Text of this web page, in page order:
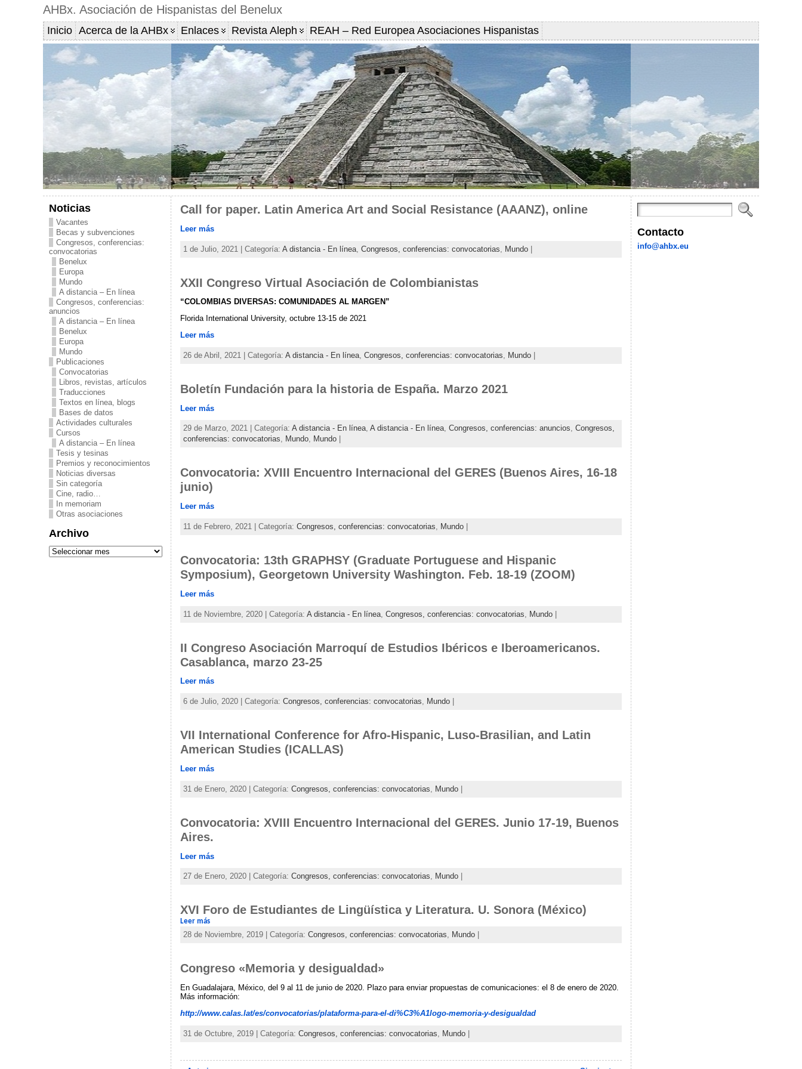
AHBx. Asociación de Hispanistas del Benelux
Inicio Acerca de la AHBx Enlaces Revista Aleph REAH – Red Europea Asociaciones Hispanistas
Noticias
Vacantes
Becas y subvenciones
Congresos, conferencias:
convocatorias
Benelux
Europa
Mundo
A distancia – En línea
Congresos, conferencias:
anuncios
A distancia – En línea
Benelux
Europa
Mundo
Publicaciones
Convocatorias
Libros, revistas, artículos
Traducciones
Textos en línea, blogs
Bases de datos
Actividades culturales
Cursos
A distancia – En línea
Tesis y tesinas
Premios y reconocimientos
Noticias diversas
Sin categoría
Cine, radio…
In memoriam
Otras asociaciones
Archivo
Call for paper. Latin America Art and Social Resistance (AAANZ), online
Leer más
1 de Julio, 2021 | Categoría: A distancia - En línea Congresos, conferencias: convocatorias Mundo |
XXII Congreso Virtual Asociación de Colombianistas
“COLOMBIAS DIVERSAS: COMUNIDADES AL MARGEN”
Florida International University, octubre 13-15 de 2021
Leer más
26 de Abril, 2021 | Categoría: A distancia - En línea Congresos, conferencias: convocatorias Mundo
Boletín Fundación para la historia de España. Marzo 2021
Leer más
29 de Marzo, 2021 | Categoría: A distancia - En línea, A distancia - En línea, Congresos, conferencias: anuncios, Congresos,
conferencias: convocatorias, Mundo, Mundo
Convocatoria: XVIII Encuentro Internacional del GERES (Buenos Aires, 16-18
junio)
Leer más
11 de Febrero, 2021 | Categoría: Congresos, conferencias: convocatorias Mundo
Convocatoria: 13th GRAPHSY (Graduate Portuguese and Hispanic
Symposium), Georgetown University Washington. Feb. 18-19 (ZOOM)
Leer más
11 de Noviembre, 2020 | Categoría: A distancia - En línea Congresos, conferencias: convocatorias Mundo |
II Congreso Asociación Marroquí de Estudios Ibéricos e Iberoamericanos.
Casablanca, marzo 23-25
Leer más
6 de Julio, 2020 | Categoría: Congresos, conferencias: convocatorias, Mundo
VII International Conference for Afro-Hispanic, Luso-Brasilian, and Latin
American Studies (ICALLAS)
Leer más
31 de Enero, 2020 | Categoría: Congresos, conferencias: convocatorias Mundo
Convocatoria: XVIII Encuentro Internacional del GERES. Junio 17-19, Buenos
Aires.
Leer más
27 de Enero, 2020 | Categoría: Congresos, conferencias: convocatorias, Mundo
XVI Foro de Estudiantes de Lingüística y Literatura. U. Sonora (México)
Leer más
28 de Noviembre, 2019 | Categoría: Congresos, conferencias: convocatorias, Mundo
Congreso «Memoria y desigualdad»
En Guadalajara, México, del 9 al 11 de junio de 2020. Plazo para enviar propuestas de comunicaciones: el 8 de enero de 2020.
Más información:
http://www.calas.lat/es/convocatorias/plataforma-para-el-di%C3%A1logo-memoria-y-desigualdad
31 de Octubre, 2019 | Categoría: Congresos, conferencias: convocatorias Mundo |
Contacto
info@ahbx.eu